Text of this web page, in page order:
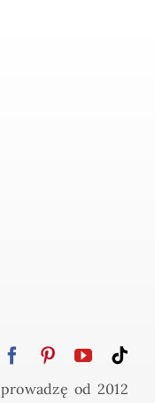
prowadzę od 2012